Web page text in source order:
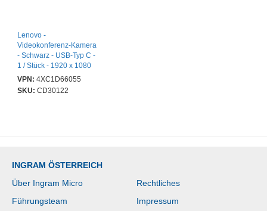
Lenovo -
Videokonferenz-Kamera
- Schwarz - USB-Typ C -
1 / Stück - 1920 x 1080
Pixel Videoauflösung -
95° Angle - Stativ,
Geräuschdämpfung
VPN: 4XC1D66055
SKU: CD30122
INGRAM ÖSTERREICH
Über Ingram Micro
Rechtliches
Führungsteam
Impressum